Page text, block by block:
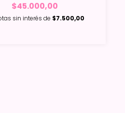
$45.000,00
sin interés de $7.500,00